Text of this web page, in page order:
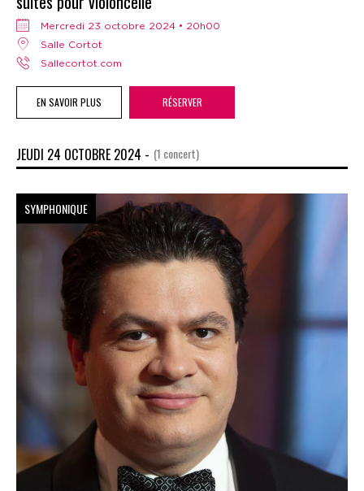
mercredi 23 octobre 2024 • 20h00
Salle Cortot
sallecortot.com
EN SAVOIR PLUS RÉSERVER
JEUDI 24 OCTOBRE 2024 - (1 concert)
SYMPHONIQUE